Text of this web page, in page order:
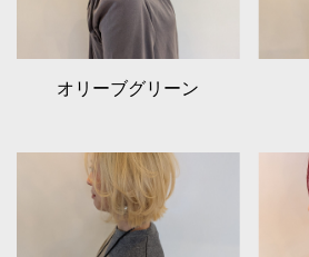
オリーブグリーン